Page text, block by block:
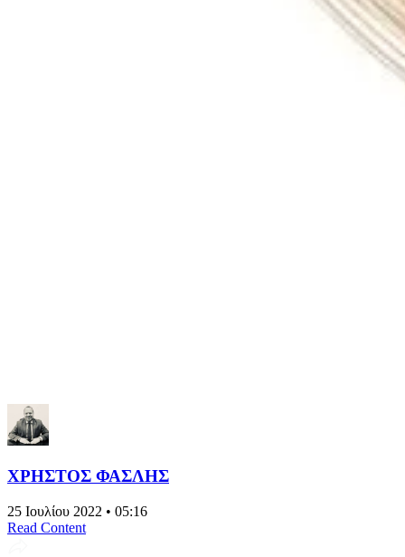
ΧΡΗΣΤΟΣ ΦΑΣΛΗΣ
25 Ιουλίου 2022 • 05:16
Read Content